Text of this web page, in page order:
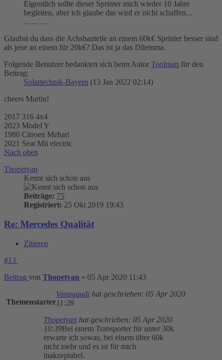
Eigentlich sollte dieser Sprinter mich wieder 10 Jahre
begleiten, aber ich glaube das wird er nicht schaffen...
………
Glaubst du dass die Achsbauteile an einem 60k€ Sprinter besser sind
als jene an einem für 20k€? Das ist ja das Dilemma.
Folgende Benutzer bedankten sich beim Autor Toolman für den
Beitrag:
Solartechnik-Bayern (13 Jan 2022 02:14)
cheers Martin!
2017 316 4x4
2023 Model Y
1980 Citroen Mehari
2021 Seat Mii electric
Nach oben
Thopetyan
Kennt sich schon aus
Beiträge: 75
Registriert: 25 Okt 2019 19:43
Re: Mercedes Qualität
Zitieren
#13
Beitrag von Thopetyan » 05 Apr 2020 11:43
Themenstarter
Vanagaudi hat geschrieben: 05 Apr 2020
11:28
Thopetyan hat geschrieben: 05 Apr 2020
10:39Bei einem Transporter für unter 30k
erwarte ich sowas, bei einem über 60k
nicht mehr und es ist für mich
inakzeptabel.